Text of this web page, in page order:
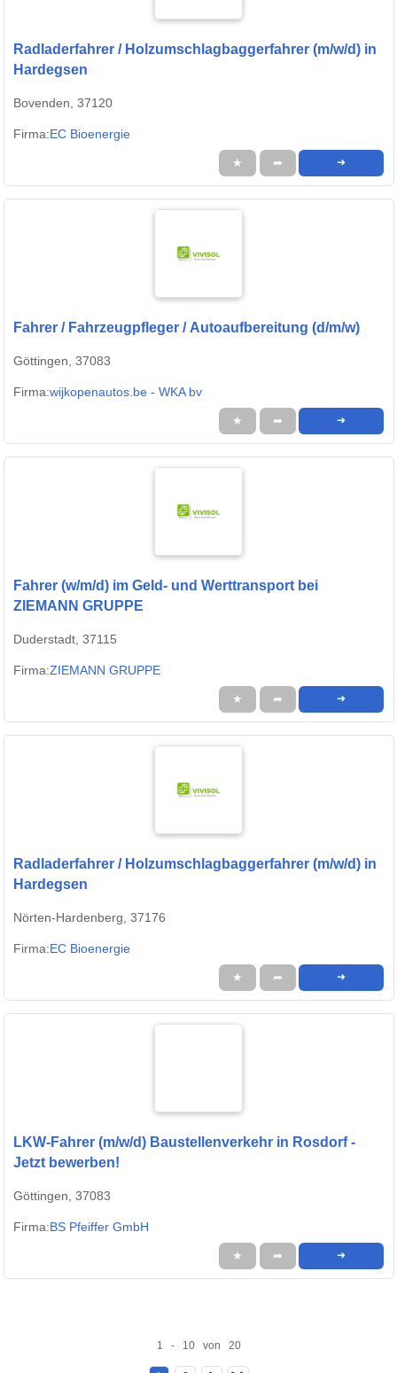
Radladerfahrer / Holzumschlagbaggerfahrer (m/w/d) in
Hardegsen
Bovenden, 37120
Firma:EC Bioenergie
★ ➦ ➜
Fahrer / Fahrzeugpfleger / Autoaufbereitung (d/m/w)
Göttingen, 37083
Firma:wijkopenautos.be - WKA bv
★ ➦ ➜
Fahrer (w/m/d) im Geld- und Werttransport bei
ZIEMANN GRUPPE
Duderstadt, 37115
Firma:ZIEMANN GRUPPE
★ ➦ ➜
Radladerfahrer / Holzumschlagbaggerfahrer (m/w/d) in
Hardegsen
Nörten-Hardenberg, 37176
Firma:EC Bioenergie
★ ➦ ➜
LKW-Fahrer (m/w/d) Baustellenverkehr in Rosdorf -
Jetzt bewerben!
Göttingen, 37083
Firma:BS Pfeiffer GmbH
★ ➦ ➜
1 - 10 von 20